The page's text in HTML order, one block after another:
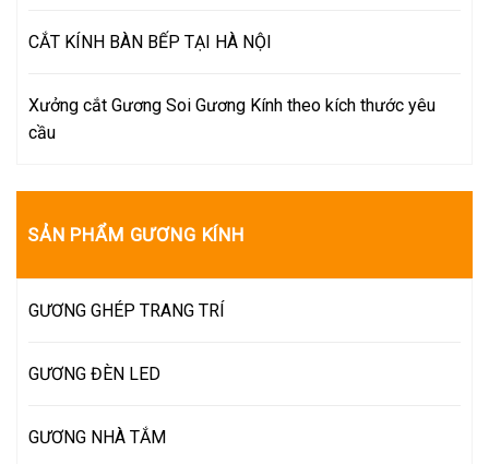
CẮT KÍNH BÀN BẾP TẠI HÀ NỘI
Xưởng cắt Gương Soi Gương Kính theo kích thước yêu
cầu
SẢN PHẨM GƯƠNG KÍNH
GƯƠNG GHÉP TRANG TRÍ
GƯƠNG ĐÈN LED
GƯƠNG NHÀ TẮM